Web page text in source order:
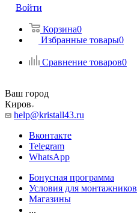
Войти
Корзина0
Избранные товары0
Сравнение товаров0
Ваш город
Киров
help@kristall43.ru
Вконтакте
Telegram
WhatsApp
Бонусная программа
Условия для монтажников
Магазины
...